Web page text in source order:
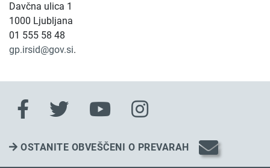
Davčna ulica 1
1000 Ljubljana
01 555 58 48
gp.irsid@gov.si.
OSTANITE OBVEŠČENI O PREVARAH